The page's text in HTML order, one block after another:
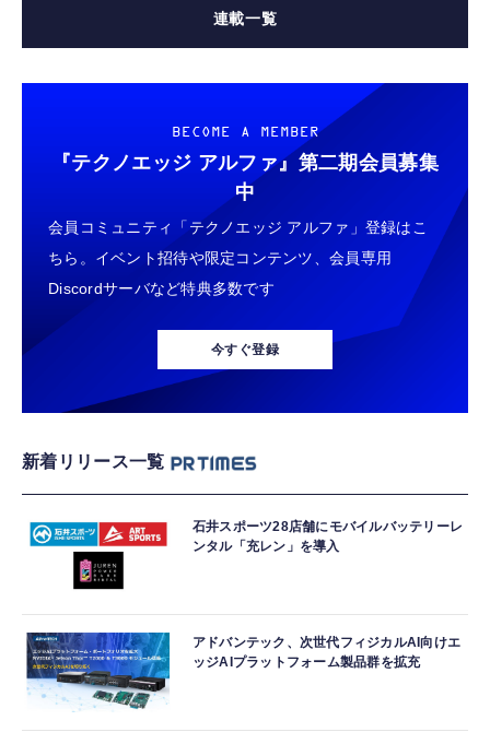
連載一覧
BECOME A MEMBER
『テクノエッジ アルファ』 第二期会員募集
中
会員コミュニティ「テクノエッジ アルファ」登録はこ
ちら。イベント招待や限定コンテンツ、会員専用
Discordサーバなど特典多数です
今すぐ登録
新着リリース一覧
石井スポーツ28店舗にモバイルバッテリーレ
ンタル「充レン」を導入
アドバンテック、次世代フィジカルAI向けエ
ッジAIプラットフォーム製品群を拡充